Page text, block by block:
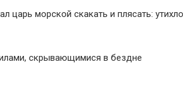
царь морской скакать и плясать: утихло
скрывающимися в бездне